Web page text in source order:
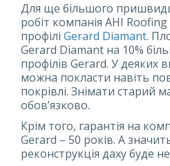
Для ще більшого
робіт компанія AHI
профілі Gerard Diamant.
Gerard Diamant на 10%
профілів Gerard. У деяких
можна покласти навіть
покрівлі. Знімати старий
обов’язково.
Крім того, гарантія на
Gerard – 50 років. А
реконструкція даху буде